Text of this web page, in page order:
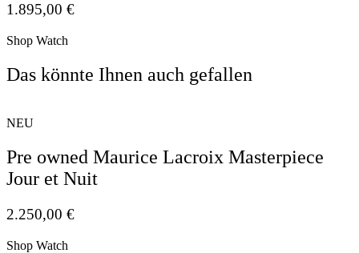
1.895,00 €
Shop Watch
Das könnte Ihnen auch gefallen
NEU
Pre owned Maurice Lacroix Masterpiece
Jour et Nuit
2.250,00 €
Shop Watch